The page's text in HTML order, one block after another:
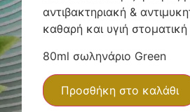
αντιβακτηριακή &
καθαρή και υγιή
80ml σωληνάριο Green
Προσθήκη στο καλάθι